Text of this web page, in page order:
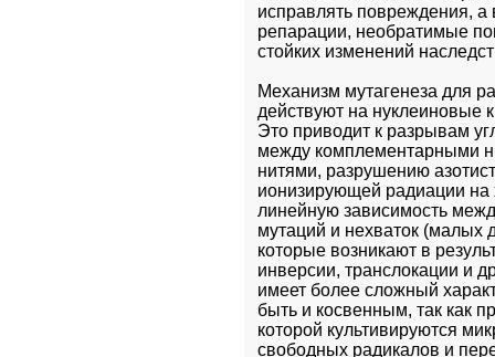
исправлять повреждения,
репарации, необратимые
стойких изменений
Механизм мутагенеза для
действуют на нуклеиновые
Это приводит к разрывам
между комплементарными
нитями, разрушению
ионизирующей радиации
линейную зависимость
мутаций и нехваток (малых
которые возникают в
инверсии, транслокации и
имеет более сложный
быть и косвенным, так как
которой культивируются
свободных радикалов и